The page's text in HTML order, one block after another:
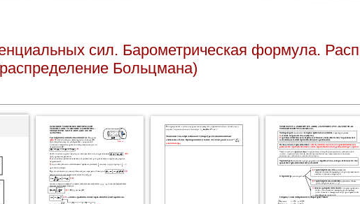
сил. Барометрическая формула.
Больцмана)